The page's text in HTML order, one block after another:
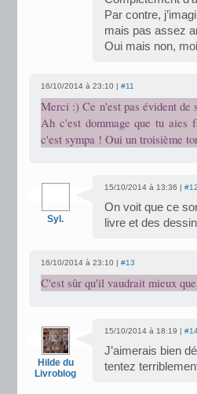
Par contre,
mais pas assez
Oui mais non,
16/10/2014 à 23:10 | #11
Merci :) Ce n'est pas évident de
Ah c'est dommage que tu aies
c'est sympa ! Oui un troisième
Syl.
15/10/2014 à 13:36 | #12
On voit que ce
livre et des
16/10/2014 à 23:10 | #13
C'est sûr qu'il vaudrait mieux
Hilde du
Livroblog
15/10/2014 à 18:19 |
J’aimerais bien
tentez